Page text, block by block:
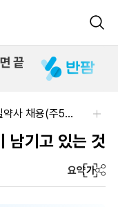
SK 바이오팜 (주)-[SK바이오팜] 각 부문 신입/경력 구성원 영입
알보젠코리아-향남공장 OQA 품질약사 채용(주5일/파트타임 가능)
남기고 있는 것
요약가